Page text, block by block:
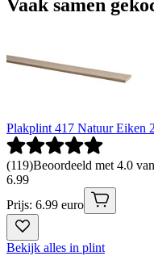
Vaak samen
Plakplint 417 Natuur Eiken
(119)Beoordeeld met 4.0
6.99
Prijs: 6.99 euro
Bekijk alles in plint